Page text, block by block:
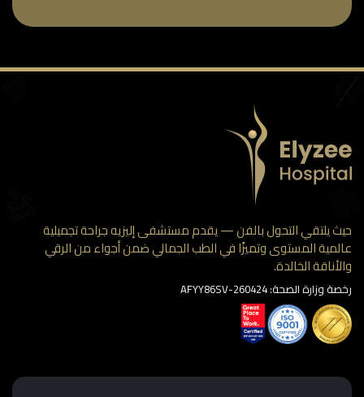
حيث يلتقي التحول بالفن — يقدم مستشفى إليزيه جراحة تجميلية
عالمية المستوى وتميزًا في الطب الجمالي ضمن أجواء من الرقي
والأناقة الخالدة.
رخصة وزارة الصحة: AFYY86SV-260424